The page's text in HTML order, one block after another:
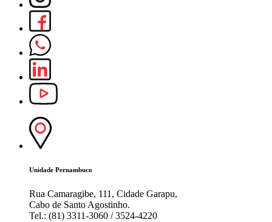
Unidade Pernambuco
Rua Camaragibe, 111, Cidade Garapu,
Cabo de Santo Agostinho.
Tel.: (81) 3311-3060 / 3524-4220